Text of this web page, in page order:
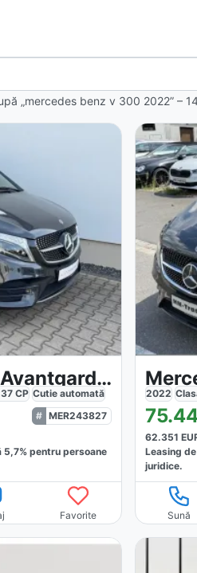
„mercedes benz v 300 2022” –
Mercedes-Benz V 300 Avantgarde Edition AMG MBUX
CP Cutie automată
MER243827
5,7% pentru persoane
Favorite
2022
62.351
Leasing
juridice.
Sună